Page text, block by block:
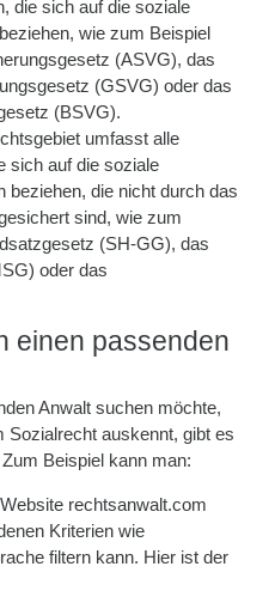
die sich auf die soziale
wie zum Beispiel
(ASVG), das
(GSVG) oder das
(BSVG).
umfasst alle
sich auf die soziale
beziehen, die nicht durch das
sind, wie zum
(SH-GG), das
oder das
einen passenden
Anwalt suchen möchte,
Sozialrecht auskennt, gibt es
Beispiel kann man:
rechtsanwalt.com
Kriterien wie
filtern kann. Hier ist der